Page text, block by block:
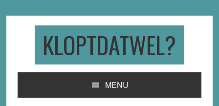
KLOPTDATWEL?
MENU